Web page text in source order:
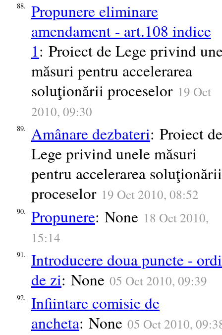
88.
Propunere eliminare
amendament - art.108 indice
1: Proiect de Lege privind
măsuri pentru accelerarea
soluţionării proceselor 19 Oct
2010, 09:30
89. Amânare dezbateri: Proiect de
Lege privind unele măsuri
pentru accelerarea soluţionării
proceselor 19 Oct 2010, 08:52
90. Propunere: None 18 Oct 2010,
15:14
91.
Introducere doua puncte -
de zi: None 05 Oct 2010, 09:39
92.
Infiintare comisie de
ancheta: None 05 Oct 2010,